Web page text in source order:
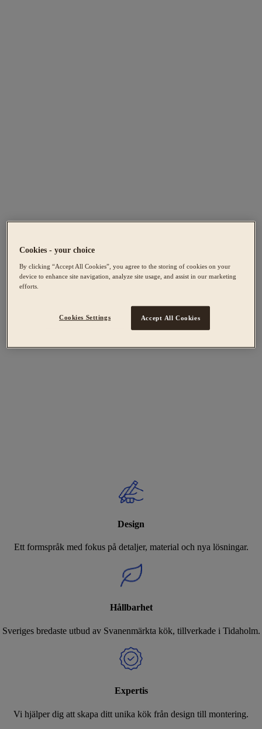
Design
Ett formspråk med fokus på detaljer, material och nya lösningar.
Hållbarhet
Sveriges bredaste utbud av Svanenmärkta kök, tillverkade i Tidaholm.
Expertis
Vi hjälper dig att skapa ditt unika kök från design till montering.
Cookies - your choice
By clicking “Accept All Cookies”, you agree to the storing of cookies on your
device to enhance site navigation, analyze site usage, and assist in our marketing
efforts.
Cookies Settings Accept All Cookies